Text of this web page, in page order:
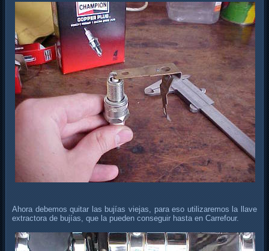
Ahora debemos quitar las bujías viejas, para eso utilizaremos la llave
extractora de bujías, que la pueden conseguir hasta en Carrefour.